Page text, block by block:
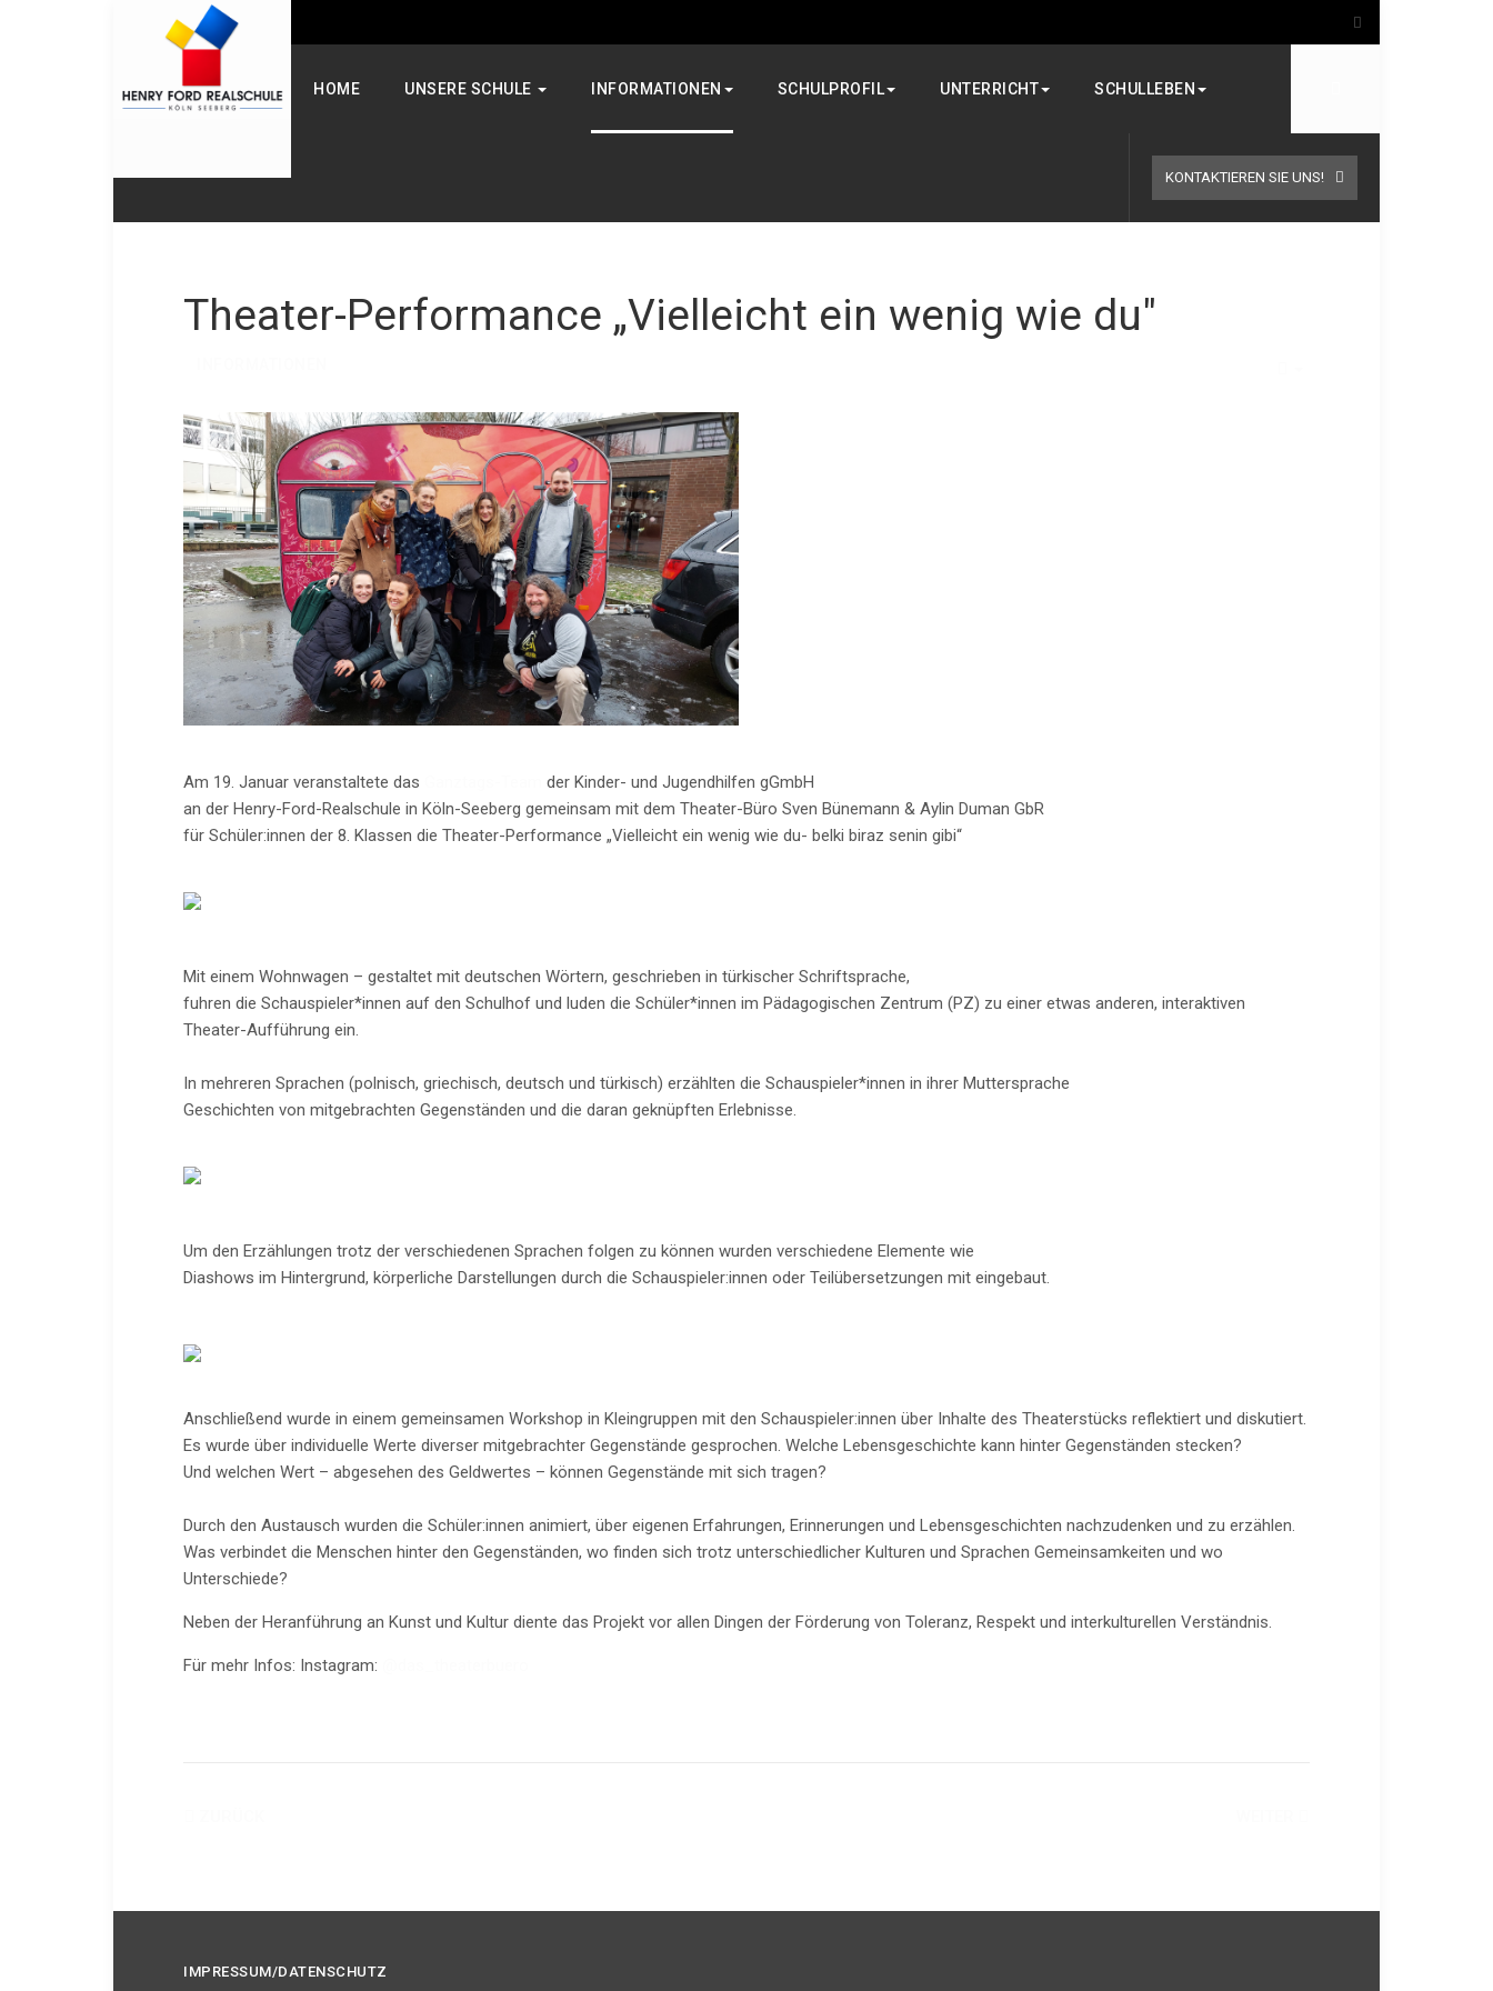
HOME UNSERE SCHULE INFORMATIONEN SCHULPROFIL UNTERRICHT SCHULLEBEN
KONTAKTIEREN SIE UNS!
Theater-Performance „Vielleicht ein wenig wie du"
Am 19. Januar veranstaltete das
der Kinder- und Jugendhilfen gGmbH
an der Henry-Ford-Realschule in Köln-Seeberg gemeinsam mit dem Theater-Büro Sven Bünemann & Aylin Duman GbR
für Schüler:innen der 8. Klassen die Theater-Performance „Vielleicht ein wenig wie du- belki biraz senin gibi“
Mit einem Wohnwagen – gestaltet mit deutschen Wörtern, geschrieben in türkischer Schriftsprache,
fuhren die Schauspieler*innen auf den Schulhof und luden die Schüler*innen im Pädagogischen Zentrum (PZ) zu einer etwas anderen, interaktiven
Theater-Aufführung ein.
In mehreren Sprachen (polnisch, griechisch, deutsch und türkisch) erzählten die Schauspieler*innen in ihrer Muttersprache
Geschichten von mitgebrachten Gegenständen und die daran geknüpften Erlebnisse.
Um den Erzählungen trotz der verschiedenen Sprachen folgen zu können wurden verschiedene Elemente wie
Diashows im Hintergrund, körperliche Darstellungen durch die Schauspieler:innen oder Teilübersetzungen mit eingebaut.
Anschließend wurde in einem gemeinsamen Workshop in Kleingruppen mit den Schauspieler:innen über Inhalte des Theaterstücks reflektiert und diskutiert.
Es wurde über individuelle Werte diverser mitgebrachter Gegenstände gesprochen. Welche Lebensgeschichte kann hinter Gegenständen stecken?
Und welchen Wert – abgesehen des Geldwertes – können Gegenstände mit sich tragen?
Durch den Austausch wurden die Schüler:innen animiert, über eigenen Erfahrungen, Erinnerungen und Lebensgeschichten nachzudenken und zu erzählen.
Was verbindet die Menschen hinter den Gegenständen, wo finden sich trotz unterschiedlicher Kulturen und Sprachen Gemeinsamkeiten und wo
Unterschiede?
Neben der Heranführung an Kunst und Kultur diente das Projekt vor allen Dingen der Förderung von Toleranz, Respekt und interkulturellen Verständnis.
Für mehr Infos: Instagram:
IMPRESSUM/DATENSCHUTZ